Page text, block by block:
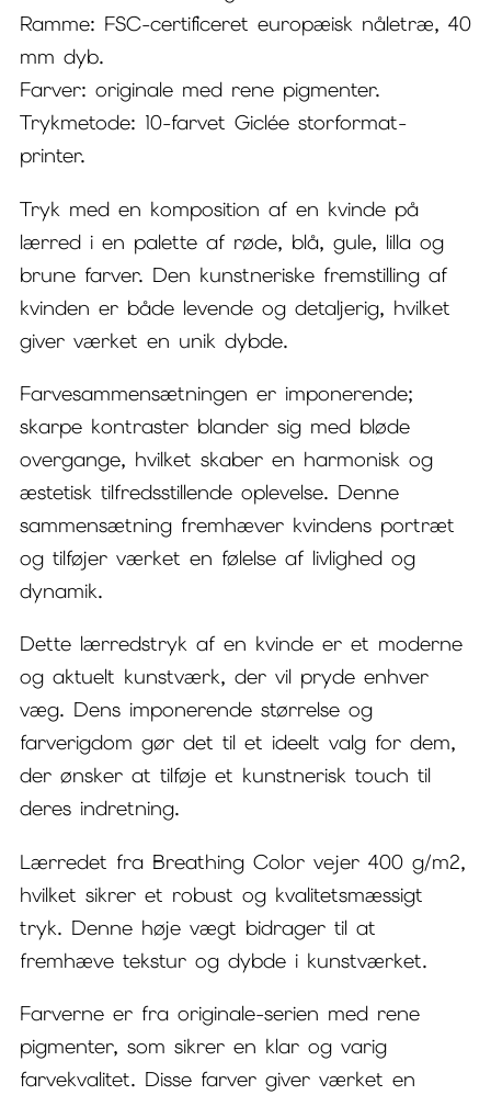
Ramme: FSC-certificeret europæisk nåletræ, 40
mm dyb.
Farver: originale med rene pigmenter.
Trykmetode: 10-farvet Giclée storformat-
printer.
Tryk med en komposition af en kvinde på
lærred i en palette af røde, blå, gule, lilla og
brune farver. Den kunstneriske fremstilling af
kvinden er både levende og detaljerig, hvilket
giver værket en unik dybde.
Farvesammensætningen er imponerende;
skarpe kontraster blander sig med bløde
overgange, hvilket skaber en harmonisk og
æstetisk tilfredsstillende oplevelse. Denne
sammensætning fremhæver kvindens portræt
og tilføjer værket en følelse af livlighed og
dynamik.
Dette lærredstryk af en kvinde er et moderne
og aktuelt kunstværk, der vil pryde enhver
væg. Dens imponerende størrelse og
farverigdom gør det til et ideelt valg for dem,
der ønsker at tilføje et kunstnerisk touch til
deres indretning.
Lærredet fra Breathing Color vejer 400 g/m2,
hvilket sikrer et robust og kvalitetsmæssigt
tryk. Denne høje vægt bidrager til at
fremhæve tekstur og dybde i kunstværket.
Farverne er fra originale-serien med rene
pigmenter, som sikrer en klar og varig
farvekvalitet. Disse farver giver værket en